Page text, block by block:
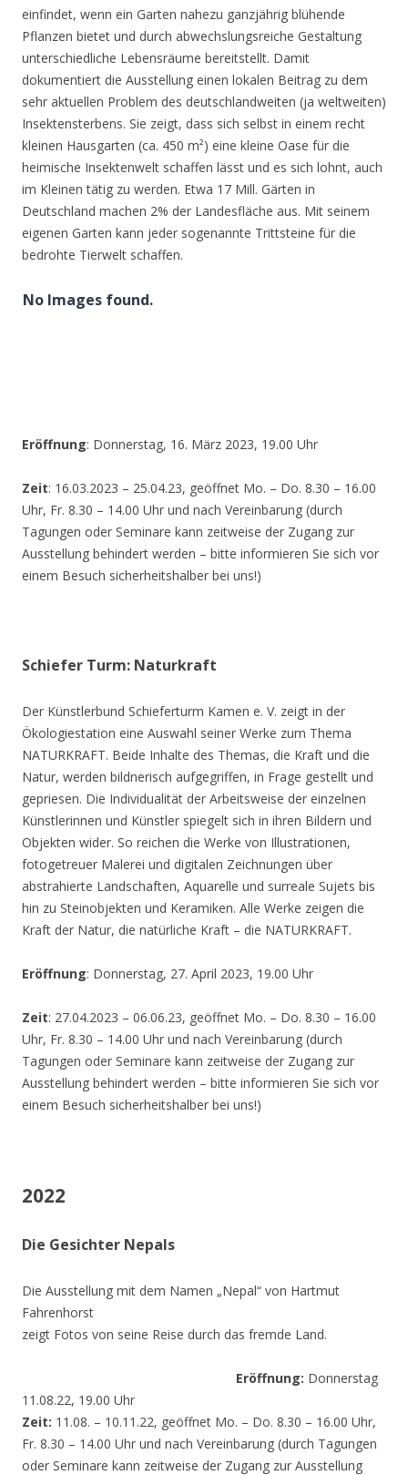
einfindet, wenn ein Garten nahezu ganzjährig blühende
Pflanzen bietet und durch abwechslungsreiche Gestaltung
unterschiedliche Lebensräume bereitstellt. Damit
dokumentiert die Ausstellung einen lokalen Beitrag zu dem
sehr aktuellen Problem des deutschlandweiten (ja weltweiten)
Insektensterbens. Sie zeigt, dass sich selbst in einem recht
kleinen Hausgarten (ca. 450 m²) eine kleine Oase für die
heimische Insektenwelt schaffen lässt und es sich lohnt, auch
im Kleinen tätig zu werden. Etwa 17 Mill. Gärten in
Deutschland machen 2% der Landesfläche aus. Mit seinem
eigenen Garten kann jeder sogenannte Trittsteine für die
bedrohte Tierwelt schaffen.
No Images found.
Eröffnung: Donnerstag, 16. März 2023, 19.00 Uhr
Zeit: 16.03.2023 – 25.04.23, geöffnet Mo. – Do. 8.30 – 16.00
Uhr, Fr. 8.30 – 14.00 Uhr und nach Vereinbarung (durch
Tagungen oder Seminare kann zeitweise der Zugang zur
Ausstellung behindert werden – bitte informieren Sie sich vor
einem Besuch sicherheitshalber bei uns!)
Schiefer Turm: Naturkraft
Der Künstlerbund Schieferturm Kamen e. V. zeigt in der
Ökologiestation eine Auswahl seiner Werke zum Thema
NATURKRAFT. Beide Inhalte des Themas, die Kraft und die
Natur, werden bildnerisch aufgegriffen, in Frage gestellt und
gepriesen. Die Individualität der Arbeitsweise der einzelnen
Künstlerinnen und Künstler spiegelt sich in ihren Bildern und
Objekten wider. So reichen die Werke von Illustrationen,
fotogetreuer Malerei und digitalen Zeichnungen über
abstrahierte Landschaften, Aquarelle und surreale Sujets bis
hin zu Steinobjekten und Keramiken. Alle Werke zeigen die
Kraft der Natur, die natürliche Kraft – die NATURKRAFT.
Eröffnung: Donnerstag, 27. April 2023, 19.00 Uhr
Zeit: 27.04.2023 – 06.06.23, geöffnet Mo. – Do. 8.30 – 16.00
Uhr, Fr. 8.30 – 14.00 Uhr und nach Vereinbarung (durch
Tagungen oder Seminare kann zeitweise der Zugang zur
Ausstellung behindert werden – bitte informieren Sie sich vor
einem Besuch sicherheitshalber bei uns!)
2022
Die Gesichter Nepals
Die Ausstellung mit dem Namen „Nepal“ von Hartmut
Fahrenhorst
zeigt Fotos von seine Reise durch das fremde Land.
Eröffnung: Donnerstag
11.08.22, 19.00 Uhr
Zeit: 11.08. – 10.11.22, geöffnet Mo. – Do. 8.30 – 16.00 Uhr,
Fr. 8.30 – 14.00 Uhr und nach Vereinbarung (durch Tagungen
oder Seminare kann zeitweise der Zugang zur Ausstellung